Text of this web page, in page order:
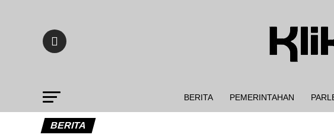
BERITA PEMERINTAHAN
BERITA